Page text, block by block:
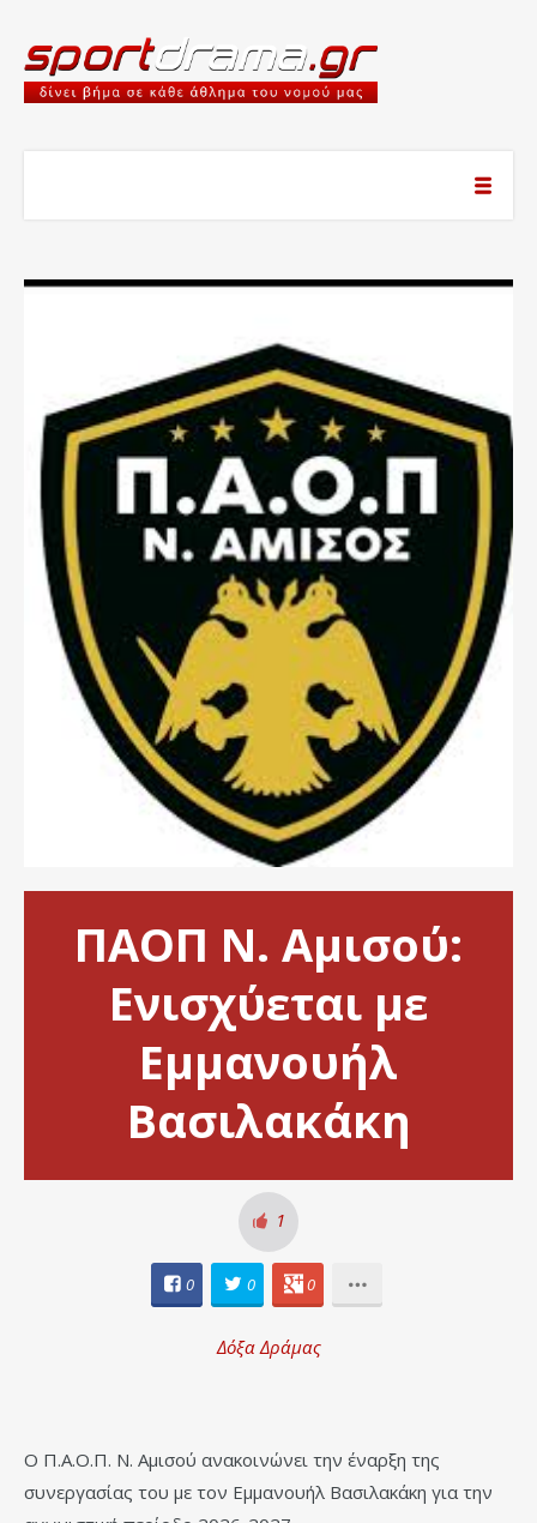
ΠΑΟΠ Ν. Αμισού:
Ενισχύεται με
Εμμανουήλ
Βασιλακάκη
1
0 0 0
Δόξα Δράμας
Ο Π.Α.Ο.Π. Ν. Αμισού ανακοινώνει την έναρξη της
συνεργασίας του με τον Εμμανουήλ Βασιλακάκη για την